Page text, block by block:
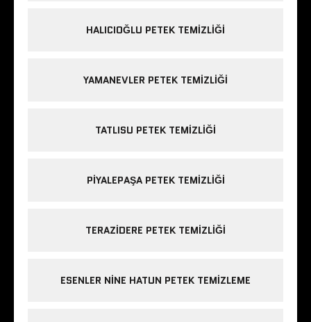
HALICIOĞLU PETEK TEMIZLIĞI
YAMANEVLER PETEK TEMIZLIĞI
TATLISU PETEK TEMIZLIĞI
PIYALEPAŞA PETEK TEMIZLIĞI
TERAZIDERE PETEK TEMIZLIĞI
ESENLER NINE HATUN PETEK TEMIZLEME